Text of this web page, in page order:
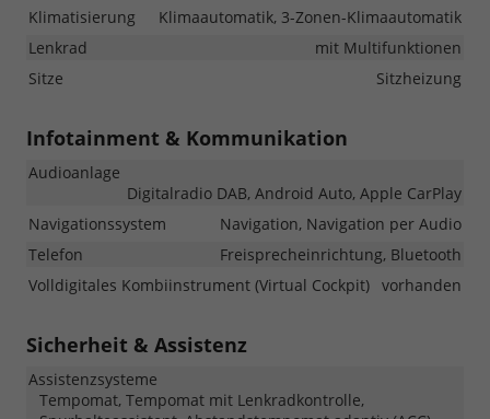
Klimatisierung
Klimaautomatik, 3-Zonen-Klimaautomatik
Lenkrad
mit Multifunktionen
Sitze
Sitzheizung
Infotainment & Kommunikation
Audioanlage
Digitalradio DAB, Android Auto, Apple CarPlay
Navigationssystem
Navigation, Navigation per Audio
Telefon
Freisprecheinrichtung, Bluetooth
Volldigitales Kombiinstrument (Virtual Cockpit) vorhanden
Sicherheit & Assistenz
Assistenzsysteme
Tempomat, Tempomat mit Lenkradkontrolle,